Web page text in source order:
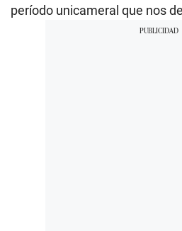
período unicameral que nos